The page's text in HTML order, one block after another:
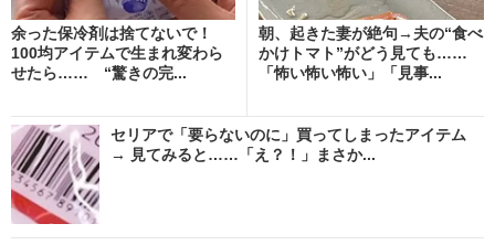
余った保冷剤は捨てないで！
100均アイテムで生まれ変わら
せたら…… “驚きの完...
朝、起きた妻が絶句→夫の“食べ
かけトマト”がどう見ても……
「怖い怖い怖い」「見事...
セリアで「要らないのに」買ってしまったアイテム
→ 見てみると……「え？！」まさか...